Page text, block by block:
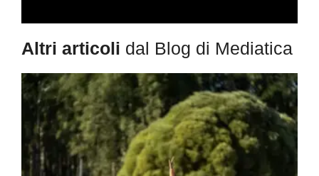
Altri articoli dal Blog di Mediatica